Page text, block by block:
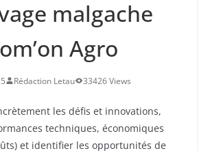
malgache
Agro
Rédaction Letau 33426 Views
les défis et innovations,
techniques, économiques
et identifier les opportunités de